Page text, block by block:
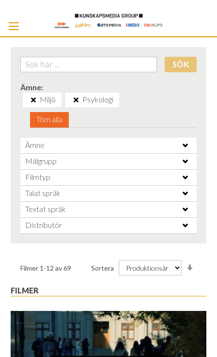
SÖK
Ämne
Miljö
Psykologi
Töm alla
Ämne
Målgrupp
Filmtyp
Talat språk
Textat språk
Distributör
Filmer 1 -12 av69 Sortera
FILMER